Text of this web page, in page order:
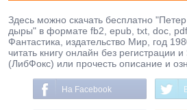
Здесь можно скачать бесплатно
дыры" в формате fb2, epub, txt, doc,
Фантастика, издательство Мир, год
читать книгу онлайн без регистрации
(ЛибФокс) или прочесть описание и
На Facebook